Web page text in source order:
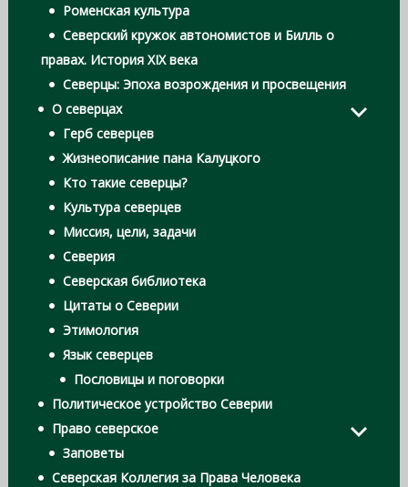
Роменская культура
Северский кружок автономистов и Билль о
правах. История XIX века
Северцы: Эпоха возрождения и просвещения
О северцах
Герб северцев
Жизнеописание пана Калуцкого
Кто такие северцы?
Культура северцев
Миссия, цели, задачи
Северия
Северская библиотека
Цитаты о Северии
Этимология
Язык северцев
Пословицы и поговорки
Политическое устройство Северии
Право северское
Заповеты
Северская Коллегия за Права Человека